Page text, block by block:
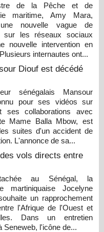
de la Pêche et de
maritime, Amy Mara,
nouvelle vague de
sur les réseaux sociaux
nouvelle intervention en
internautes ont...
Diouf est décédé
sénégalais Mansour
pour ses vidéos sur
ses collaborations avec
Mame Balla Mbow, est
suites d'un accident de
L'annonce de sa...
vols directs entre
au Sénégal, la
martiniquaise Jocelyne
un rapprochement
l'Afrique de l'Ouest et
Dans un entretien
Seneweb, l'icône de...